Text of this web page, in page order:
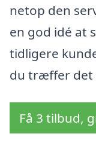
netop den
en god idé at
tidligere
du træffer det
Få 3 tilbud,